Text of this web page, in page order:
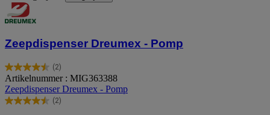
Zeepdispenser Dreumex - Pomp
(2)
4.5
van
de
5
Artikelnummer : MIG363388
Zeepdispenser Dreumex - Pomp
(2)
4.5